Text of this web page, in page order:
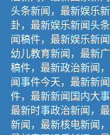
头条新闻，最新娱乐
卦，最新娱乐新闻头
闻稿件，最新娱乐新
幼儿教育新闻，最新
稿件，最新政治新闻
闻事件今天，最新新
件，最新新闻国内大
最新时事政治新闻，
新闻，最新核电新闻